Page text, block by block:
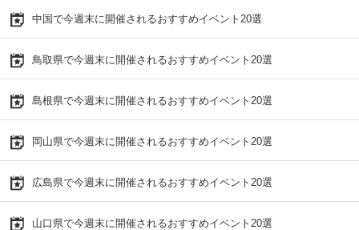
中国で今週末に開催されるおすすめイベント20選
鳥取県で今週末に開催されるおすすめイベント20選
島根県で今週末に開催されるおすすめイベント20選
岡山県で今週末に開催されるおすすめイベント20選
広島県で今週末に開催されるおすすめイベント20選
山口県で今週末に開催されるおすすめイベント20選